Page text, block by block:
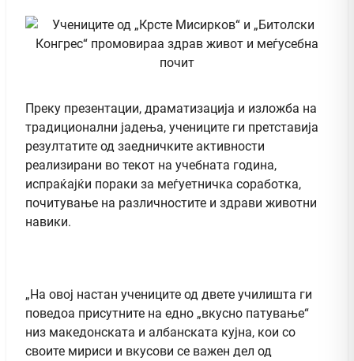
Преку презентации, драматизација и изложба на
традиционални јадења, учениците ги претставија
резултатите од заедничките активности
реализирани во текот на учебната година,
испраќајќи пораки за меѓуетничка соработка,
почитување на различностите и здрави животни
навики.
„На овој настан учениците од двете училишта ги
поведоа присутните на едно „вкусно патување“
низ македонската и албанската кујна, кои со
своите мириси и вкусови се важен дел од